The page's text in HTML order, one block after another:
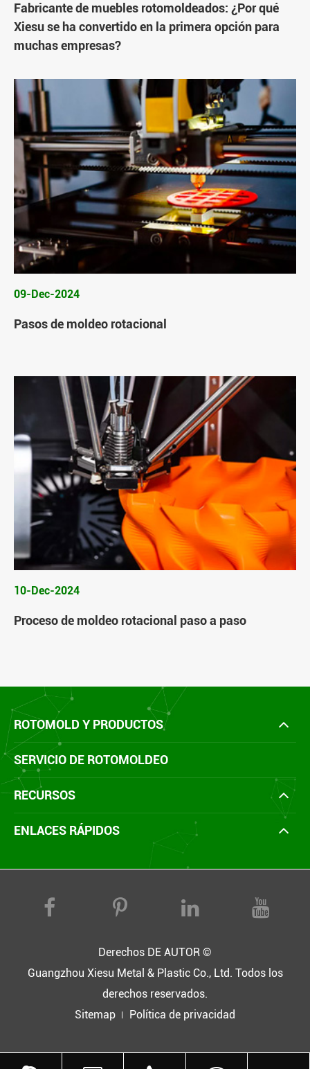
Fabricante de muebles rotomoldeados: ¿Por qué
Xiesu se ha convertido en la primera opción para
muchas empresas?
09-Dec-2024
Pasos de moldeo rotacional
10-Dec-2024
Proceso de moldeo rotacional paso a paso
ROTOMOLD Y PRODUCTOS
SERVICIO DE ROTOMOLDEO
RECURSOS
ENLACES RÁPIDOS
Derechos DE AUTOR ©
Guangzhou Xiesu Metal & Plastic Co., Ltd. Todos los
derechos reservados.
Sitemap
Política de privacidad